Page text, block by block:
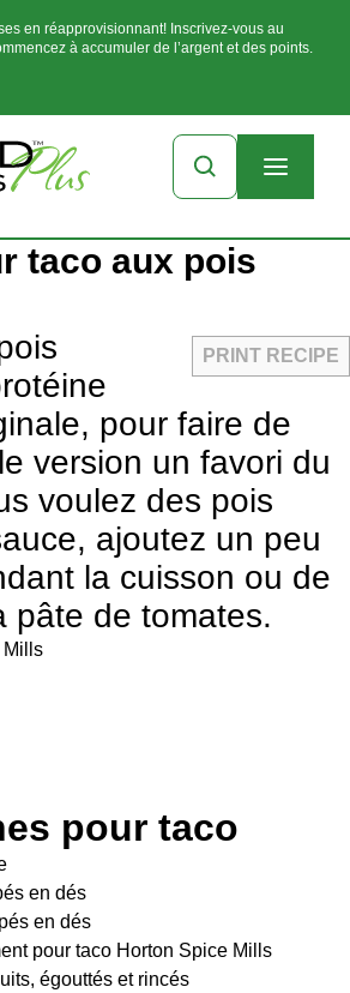
en réapprovisionnant! Inscrivez-vous au
à accumuler de l’argent et des points.
taco aux pois
PRINT RECIPE
pour faire de
version un favori du
voulez des pois
ajoutez un peu
la cuisson ou de
pâte de tomates.
Mills
pour taco
en dés
en dés
pour taco Horton Spice Mills
égouttés et rincés